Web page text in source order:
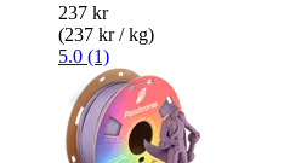
237 kr
(237 kr / kg)
5.0 (1)